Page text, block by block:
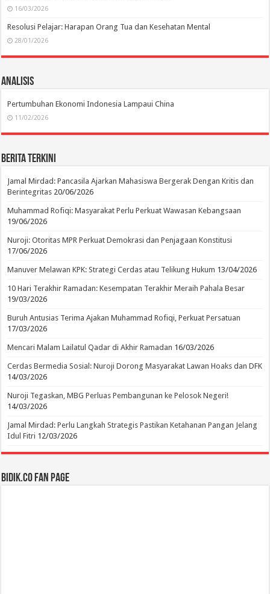
16/03/2026
Resolusi Pelajar: Harapan Orang Tua dan Kesehatan Mental
28/01/2026
Analisis
Pertumbuhan Ekonomi Indonesia Lampaui China
11/02/2026
Berita Terkini
Jamal Mirdad: Pancasila Ajarkan Mahasiswa Bergerak Dengan Kritis dan
Berintegritas 20/06/2026
Muhammad Rofiqi: Masyarakat Perlu Perkuat Wawasan Kebangsaan
19/06/2026
Nuroji: Otoritas MPR Perkuat Demokrasi dan Penjagaan Konstitusi
17/06/2026
Manuver Melawan KPK: Strategi Cerdas atau Telikung Hukum 13/04/2026
10 Hari Terakhir Ramadan: Kesempatan Terakhir Meraih Pahala Besar
19/03/2026
Buruh Antusias Terima Ajakan Muhammad Rofiqi, Perkuat Persatuan
17/03/2026
Mencari Malam Lailatul Qadar di Akhir Ramadan 16/03/2026
Cerdas Bermedia Sosial: Nuroji Dorong Masyarakat Lawan Hoaks dan DFK
14/03/2026
Nuroji Tegaskan, MBG Perluas Pembangunan ke Pelosok Negeri!
14/03/2026
Jamal Mirdad: Perlu Langkah Strategis Pastikan Ketahanan Pangan Jelang
Idul Fitri 12/03/2026
BIDIK.CO Fan Page